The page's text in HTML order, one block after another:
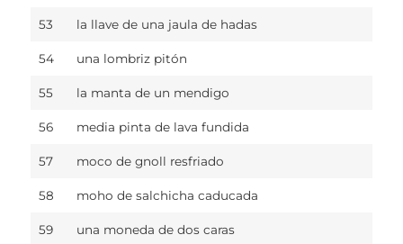
53 la llave de una jaula de hadas
54 una lombriz pitón
55 la manta de un mendigo
56 media pinta de lava fundida
57 moco de gnoll resfriado
58 moho de salchicha caducada
59 una moneda de dos caras